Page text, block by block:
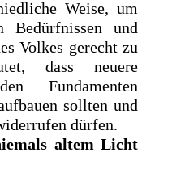
Weise, um
Bedürfnissen und
Volkes gerecht zu
dass neuere
Fundamenten
sollten und
dürfen.
altem Licht